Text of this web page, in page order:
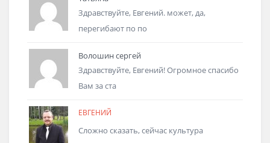
Здравствуйте, Евгений. может, да,
перегибают по по
Волошин сергей
Здравствуйте, Евгений! Огромное спасибо
Вам за ста
ЕВГЕНИЙ
Сложно сказать, сейчас культура